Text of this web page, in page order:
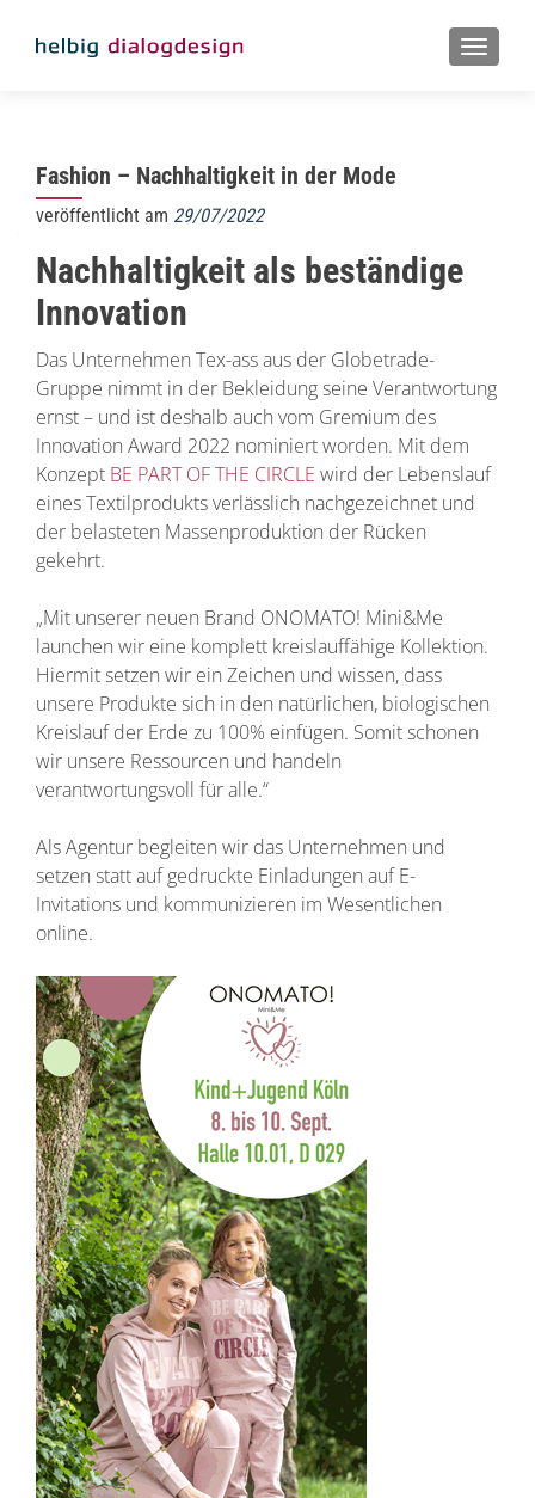
MENU
Fashion – Nachhaltigkeit in der Mode
veröffentlicht am 29/07/2022
Nachhaltigkeit als beständige
Innovation
Das Unternehmen Tex-ass aus der Globetrade-
Gruppe nimmt in der Bekleidung seine Verantwortung
ernst – und ist deshalb auch vom Gremium des
Innovation Award 2022 nominiert worden. Mit dem
Konzept BE PART OF THE CIRCLE wird der Lebenslauf
eines Textilprodukts verlässlich nachgezeichnet und
der belasteten Massenproduktion der Rücken
gekehrt.
„Mit unserer neuen Brand ONOMATO! Mini&Me
launchen wir eine komplett kreislauffähige Kollektion.
Hiermit setzen wir ein Zeichen und wissen, dass
unsere Produkte sich in den natürlichen, biologischen
Kreislauf der Erde zu 100% einfügen. Somit schonen
wir unsere Ressourcen und handeln
verantwortungsvoll für alle.“
Als Agentur begleiten wir das Unternehmen und
setzen statt auf gedruckte Einladungen auf E-
Invitations und kommunizieren im Wesentlichen
online.